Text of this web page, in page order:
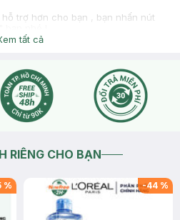
trợ hơn cho bạn , bạn nhấn nút
tất cả
RIÊNG CHO BẠN
% -44 %